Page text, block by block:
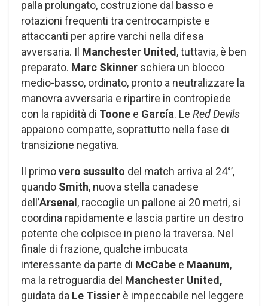
palla prolungato, costruzione dal basso e
rotazioni frequenti tra centrocampiste e
attaccanti per aprire varchi nella difesa
avversaria. Il Manchester United , tuttavia, è ben
preparato. Marc Skinner schiera un blocco
medio-basso, ordinato, pronto a neutralizzare la
manovra avversaria e ripartire in contropiede
con la rapidità di Toone e García. Le Red Devils
appaiono compatte, soprattutto nella fase di
transizione negativa.
Il primovero sussulto del match arriva al 24°’,
quando Smith, nuova stella canadese
dell’Arsenal , raccoglie un pallone ai 20 metri, si
coordina rapidamente e lascia partire un destro
potente che colpisce in pieno la traversa. Nel
finale di frazione, qualche imbucata
interessante da parte di McCabe e Maanum,
ma la retroguardia del Manchester United,
guidata da Le Tissier è impeccabile nel leggere